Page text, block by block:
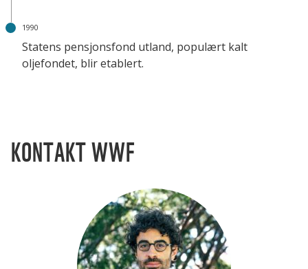
1990
Statens pensjonsfond utland, populært kalt
oljefondet, blir etablert.
KONTAKT WWF